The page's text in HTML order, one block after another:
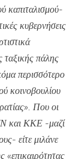
καπιταλισμού-
κυβερνήσεις
ταξικής πάλης
περισσότερο
κοινοβουλίου
Που οι
και ΚΚΕ -μαζί
είτε μιλάνε
«επικαιρότητας